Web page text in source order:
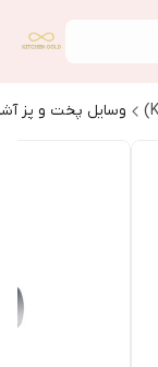
وسایل پخت و پز